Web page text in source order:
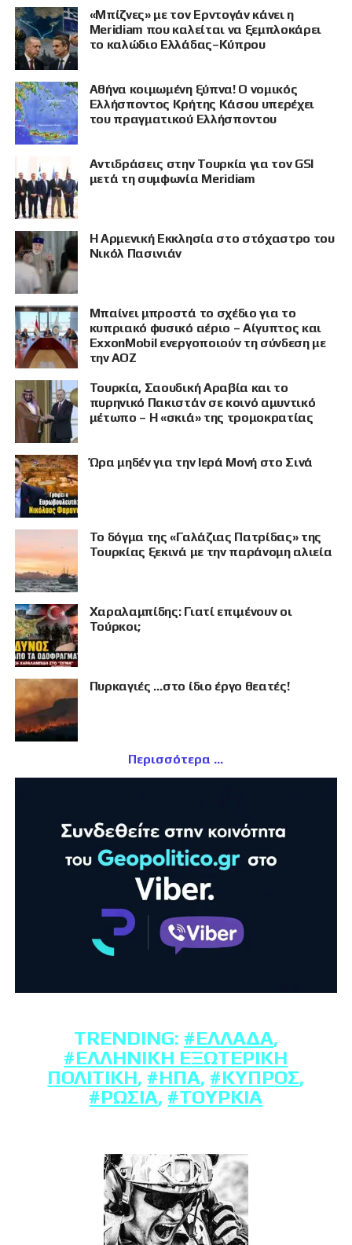
ΠΡΟΒΟΛΗ
«Μπίζνες» με τον Ερντογάν κάνει η
Meridiam που καλείται να ξεμπλοκάρει
το καλώδιο Ελλάδας–Κύπρου
Αθήνα κοιμωμένη ξύπνα! Ο νομικός
Ελλήσποντος Κρήτης Κάσου υπερέχει
του πραγματικού Ελλήσποντου
Αντιδράσεις στην Τουρκία για τον GSI
μετά τη συμφωνία Meridiam
Η Αρμενική Εκκλησία στο στόχαστρο του
Νικόλ Πασινιάν
Μπαίνει μπροστά το σχέδιο για το
κυπριακό φυσικό αέριο – Αίγυπτος και
ExxonMobil ενεργοποιούν τη σύνδεση με
την ΑΟΖ
Τουρκία, Σαουδική Αραβία και το
πυρηνικό Πακιστάν σε κοινό αμυντικό
μέτωπο – Η «σκιά» της τρομοκρατίας
Ώρα μηδέν για την Ιερά Μονή στο Σινά
Το δόγμα της «Γαλάζιας Πατρίδας» της
Τουρκίας ξεκινά με την παράνομη αλιεία
Χαραλαμπίδης: Γιατί επιμένουν οι
Τούρκοι;
Πυρκαγιές …στο ίδιο έργο θεατές!
Περισσότερα
TRENDING: #ΕΛΛΆΔΑ,
#ΕΛΛΗΝΙΚΉ ΕΞΩΤΕΡΙΚΉ
ΠΟΛΙΤΙΚΉ, #ΗΠΑ, #ΚΎΠΡΟΣ,
#ΡΩΣΊΑ, #ΤΟΥΡΚΊΑ